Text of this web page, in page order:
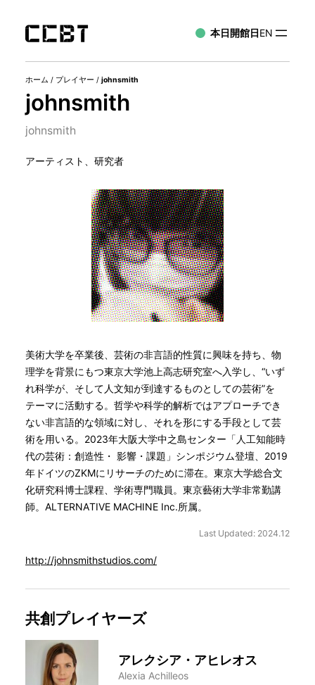
本日開館日EN
ホーム / プレイヤー / johnsmith
johnsmith
johnsmith
アーティスト、研究者
美術大学を卒業後、芸術の非言語的性質に興味を持ち、物
理学を背景にもつ東京大学池上高志研究室へ入学し、“いず
れ科学が、そして人文知が到達するものとしての芸術”を
テーマに活動する。哲学や科学的解析ではアプローチでき
ない非言語的な領域に対し、それを形にする手段として芸
術を用いる。2023年大阪大学中之島センター「人工知能時
代の芸術：創造性・ 影響・課題」シンポジウム登壇、2019
年ドイツのZKMにリサーチのために滞在。東京大学総合文
化研究科博士課程、学術専門職員。東京藝術大学非常勤講
師。ALTERNATIVE MACHINE Inc.所属。
Last Updated: 2024.12
http://johnsmithstudios.com/
共創プレイヤーズ
アレクシア・アヒレオス
Alexia Achilleos